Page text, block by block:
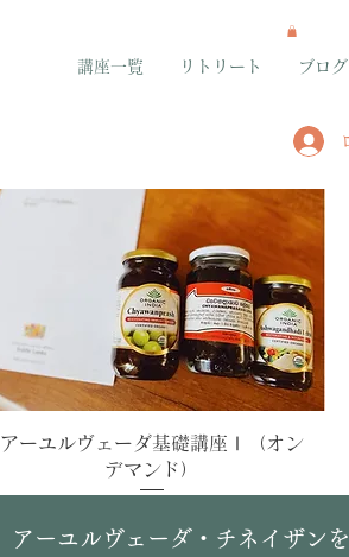
講座一覧 リトリート ブログ
クイックビュー
アーユルヴェーダ基礎講座Ⅰ（オン
デマンド）
消費税抜き
アーユルヴェーダ・チネイザン